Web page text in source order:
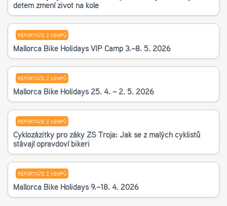
dětem změní život na kole
REPORTÁŽE Z KEMPŮ
Mallorca Bike Holidays VIP Camp 3.–8. 5. 2026
REPORTÁŽE Z KEMPŮ
Mallorca Bike Holidays 25. 4. – 2. 5. 2026
REPORTÁŽE Z KEMPŮ
Cyklozážitky pro žáky ZŠ Troja: Jak se z malých cyklistů
stávají opravdoví bikeři
REPORTÁŽE Z KEMPŮ
Mallorca Bike Holidays 9.–18. 4. 2026